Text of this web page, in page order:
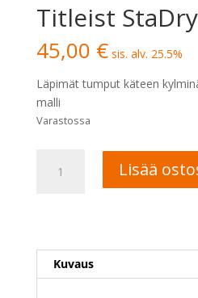
Titleist
45,00 € sis. alv. 25.5%
Läpimät tumput käteen
malli
Varastossa
StaDry
Lisää
Kuvaus